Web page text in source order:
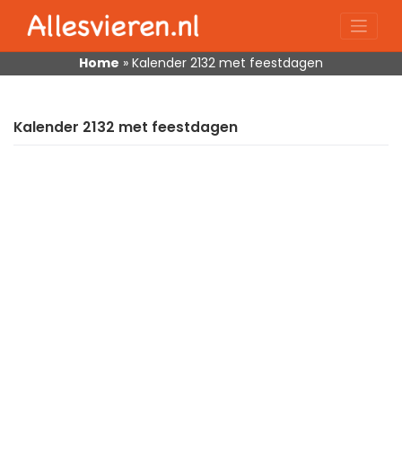
content
Home » Kalender 2132 met feestdagen
Kalender 2132 met feestdagen